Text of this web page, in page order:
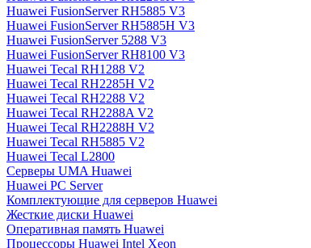
Huawei FusionServer RH5885 V3
Huawei FusionServer RH5885H V3
Huawei FusionServer 5288 V3
Huawei FusionServer RH8100 V3
Huawei Tecal RH1288 V2
Huawei Tecal RH2285H V2
Huawei Tecal RH2288 V2
Huawei Tecal RH2288A V2
Huawei Tecal RH2288H V2
Huawei Tecal RH5885 V2
Huawei Tecal L2800
Серверы UMA Huawei
Huawei PC Server
Комплектующие для серверов Huawei
Жесткие диски Huawei
Оперативная память Huawei
Процессоры Huawei Intel Xeon